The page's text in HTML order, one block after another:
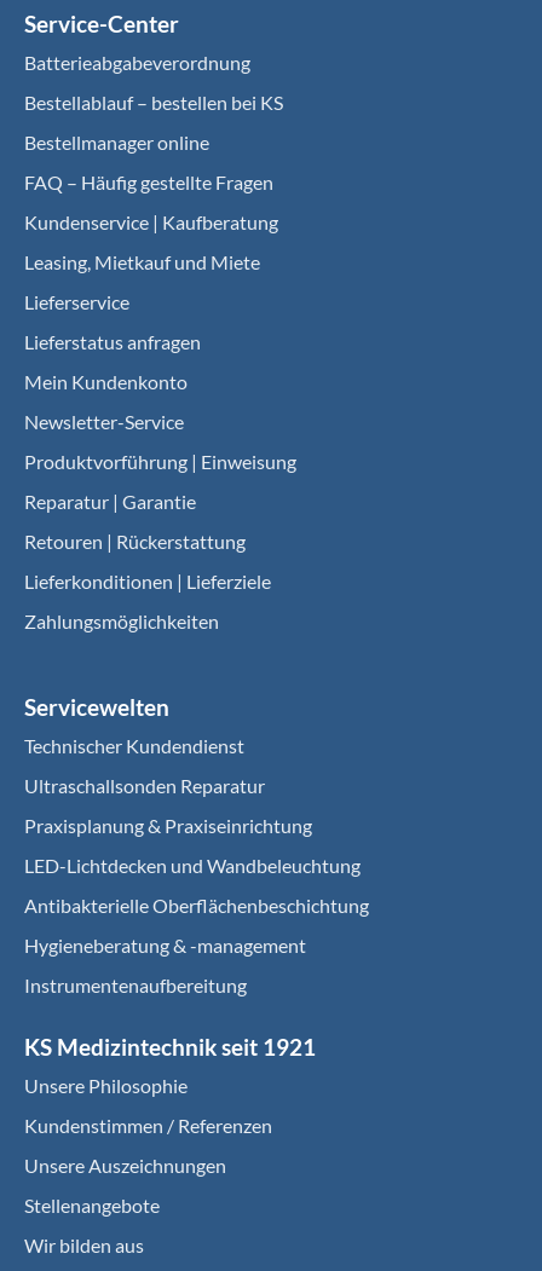
Service-Center
Batterieabgabeverordnung
Bestellablauf – bestellen bei KS
Bestellmanager online
FAQ – Häufig gestellte Fragen
Kundenservice | Kaufberatung
Leasing, Mietkauf und Miete
Lieferservice
Lieferstatus anfragen
Mein Kundenkonto
Newsletter-Service
Produktvorführung | Einweisung
Reparatur | Garantie
Retouren | Rückerstattung
Lieferkonditionen | Lieferziele
Zahlungsmöglichkeiten
Servicewelten
Technischer Kundendienst
Ultraschallsonden Reparatur
Praxisplanung & Praxiseinrichtung
LED-Lichtdecken und Wandbeleuchtung
Antibakterielle Oberflächenbeschichtung
Hygieneberatung & -management
Instrumentenaufbereitung
KS Medizintechnik seit 1921
Unsere Philosophie
Kundenstimmen / Referenzen
Unsere Auszeichnungen
Stellenangebote
Wir bilden aus